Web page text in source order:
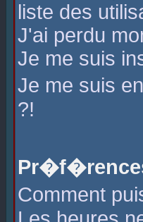
liste des
J'ai perdu
Je me suis
Je me suis
?!
Comment